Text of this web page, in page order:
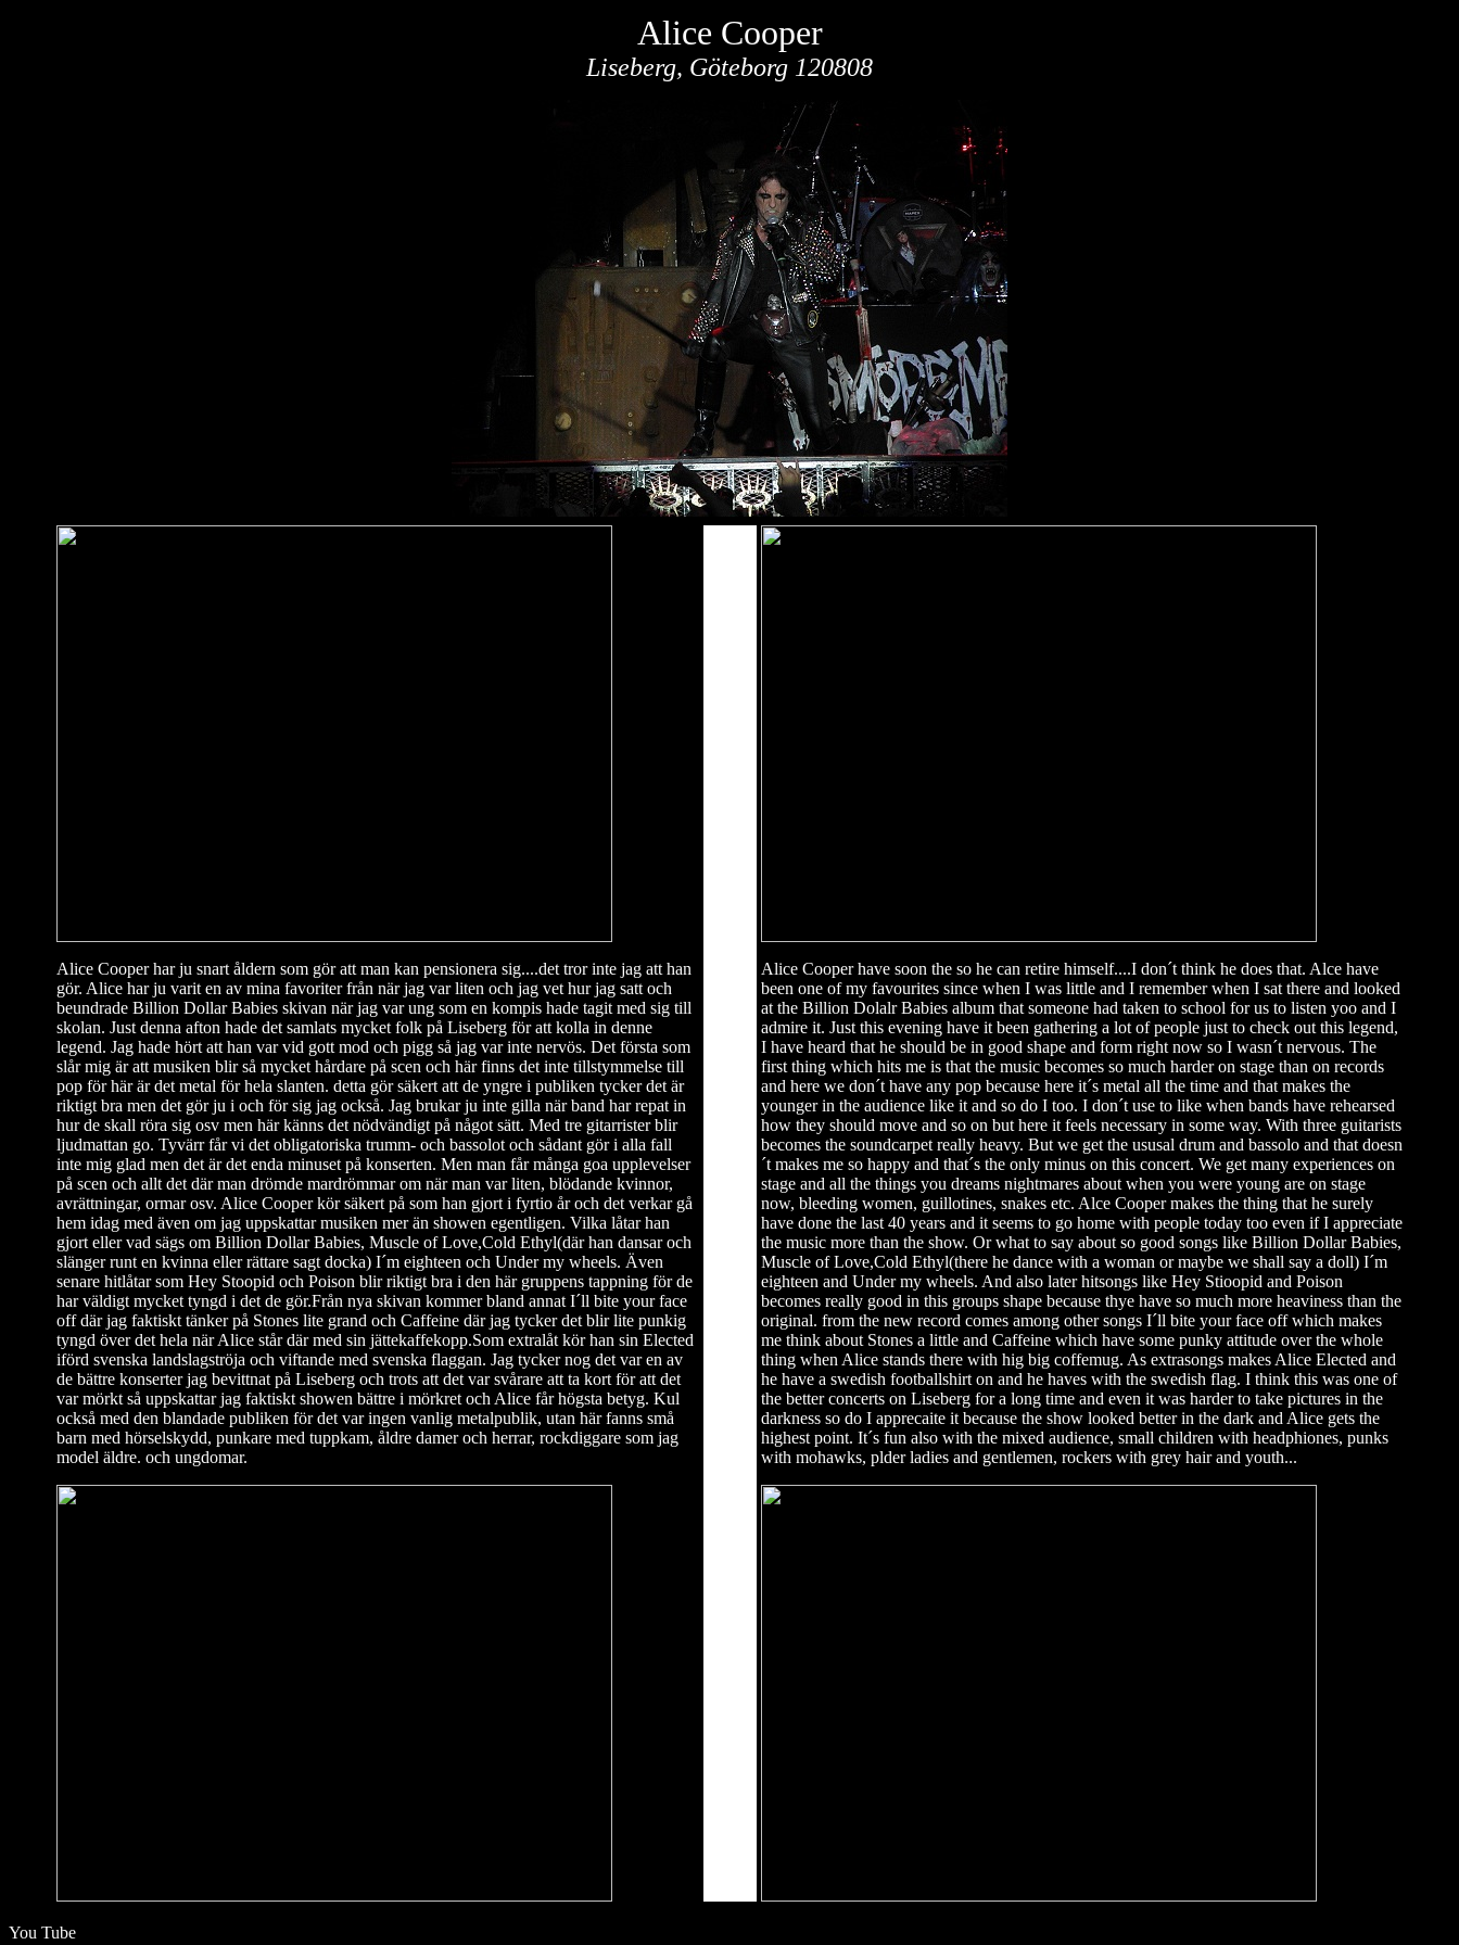
Alice Cooper
Liseberg, Göteborg 120808
Alice Cooper har ju snart åldern som gör att man kan pensionera sig....det tror inte jag att han
gör. Alice har ju varit en av mina favoriter från när jag var liten och jag vet hur jag satt och
beundrade Billion Dollar Babies skivan när jag var ung som en kompis hade tagit med sig till
skolan. Just denna afton hade det samlats mycket folk på Liseberg för att kolla in denne
legend. Jag hade hört att han var vid gott mod och pigg så jag var inte nervös. Det första som
slår mig är att musiken blir så mycket hårdare på scen och här finns det inte tillstymmelse till
pop för här är det metal för hela slanten. detta gör säkert att de yngre i publiken tycker det är
riktigt bra men det gör ju i och för sig jag också. Jag brukar ju inte gilla när band har repat in
hur de skall röra sig osv men här känns det nödvändigt på något sätt. Med tre gitarrister blir
ljudmattan go. Tyvärr får vi det obligatoriska trumm- och bassolot och sådant gör i alla fall
inte mig glad men det är det enda minuset på konserten. Men man får många goa upplevelser
på scen och allt det där man drömde mardrömmar om när man var liten, blödande kvinnor,
avrättningar, ormar osv. Alice Cooper kör säkert på som han gjort i fyrtio år och det verkar gå
hem idag med även om jag uppskattar musiken mer än showen egentligen. Vilka låtar han
gjort eller vad sägs om Billion Dollar Babies, Muscle of Love,Cold Ethyl(där han dansar och
slänger runt en kvinna eller rättare sagt docka) I´m eighteen och Under my wheels. Även
senare hitlåtar som Hey Stoopid och Poison blir riktigt bra i den här gruppens tappning för de
har väldigt mycket tyngd i det de gör.Från nya skivan kommer bland annat I´ll bite your face
off där jag faktiskt tänker på Stones lite grand och Caffeine där jag tycker det blir lite punkig
tyngd över det hela när Alice står där med sin jättekaffekopp.Som extralåt kör han sin Elected
iförd svenska landslagströja och viftande med svenska flaggan. Jag tycker nog det var en av
de bättre konserter jag bevittnat på Liseberg och trots att det var svårare att ta kort för att det
var mörkt så uppskattar jag faktiskt showen bättre i mörkret och Alice får högsta betyg. Kul
också med den blandade publiken för det var ingen vanlig metalpublik, utan här fanns små
barn med hörselskydd, punkare med tuppkam, åldre damer och herrar, rockdiggare som jag
model äldre. och ungdomar.
Alice Cooper have soon the so he can retire himself....I don´t think he does that. Alce have
been one of my favourites since when I was little and I remember when I sat there and looked
at the Billion Dolalr Babies album that someone had taken to school for us to listen yoo and I
admire it. Just this evening have it been gathering a lot of people just to check out this legend,
I have heard that he should be in good shape and form right now so I wasn´t nervous. The
first thing which hits me is that the music becomes so much harder on stage than on records
and here we don´t have any pop because here it´s metal all the time and that makes the
younger in the audience like it and so do I too. I don´t use to like when bands have rehearsed
how they should move and so on but here it feels necessary in some way. With three guitarists
becomes the soundcarpet really heavy. But we get the ususal drum and bassolo and that doesn
´t makes me so happy and that´s the only minus on this concert. We get many experiences on
stage and all the things you dreams nightmares about when you were young are on stage
now, bleeding women, guillotines, snakes etc. Alce Cooper makes the thing that he surely
have done the last 40 years and it seems to go home with people today too even if I appreciate
the music more than the show. Or what to say about so good songs like Billion Dollar Babies,
Muscle of Love,Cold Ethyl(there he dance with a woman or maybe we shall say a doll) I´m
eighteen and Under my wheels. And also later hitsongs like Hey Stioopid and Poison
becomes really good in this groups shape because thye have so much more heaviness than the
original. from the new record comes among other songs I´ll bite your face off which makes
me think about Stones a little and Caffeine which have some punky attitude over the whole
thing when Alice stands there with hig big coffemug. As extrasongs makes Alice Elected and
he have a swedish footballshirt on and he haves with the swedish flag. I think this was one of
the better concerts on Liseberg for a long time and even it was harder to take pictures in the
darkness so do I apprecaite it because the show looked better in the dark and Alice gets the
highest point. It´s fun also with the mixed audience, small children with headphiones, punks
with mohawks, plder ladies and gentlemen, rockers with grey hair and youth...
You Tube